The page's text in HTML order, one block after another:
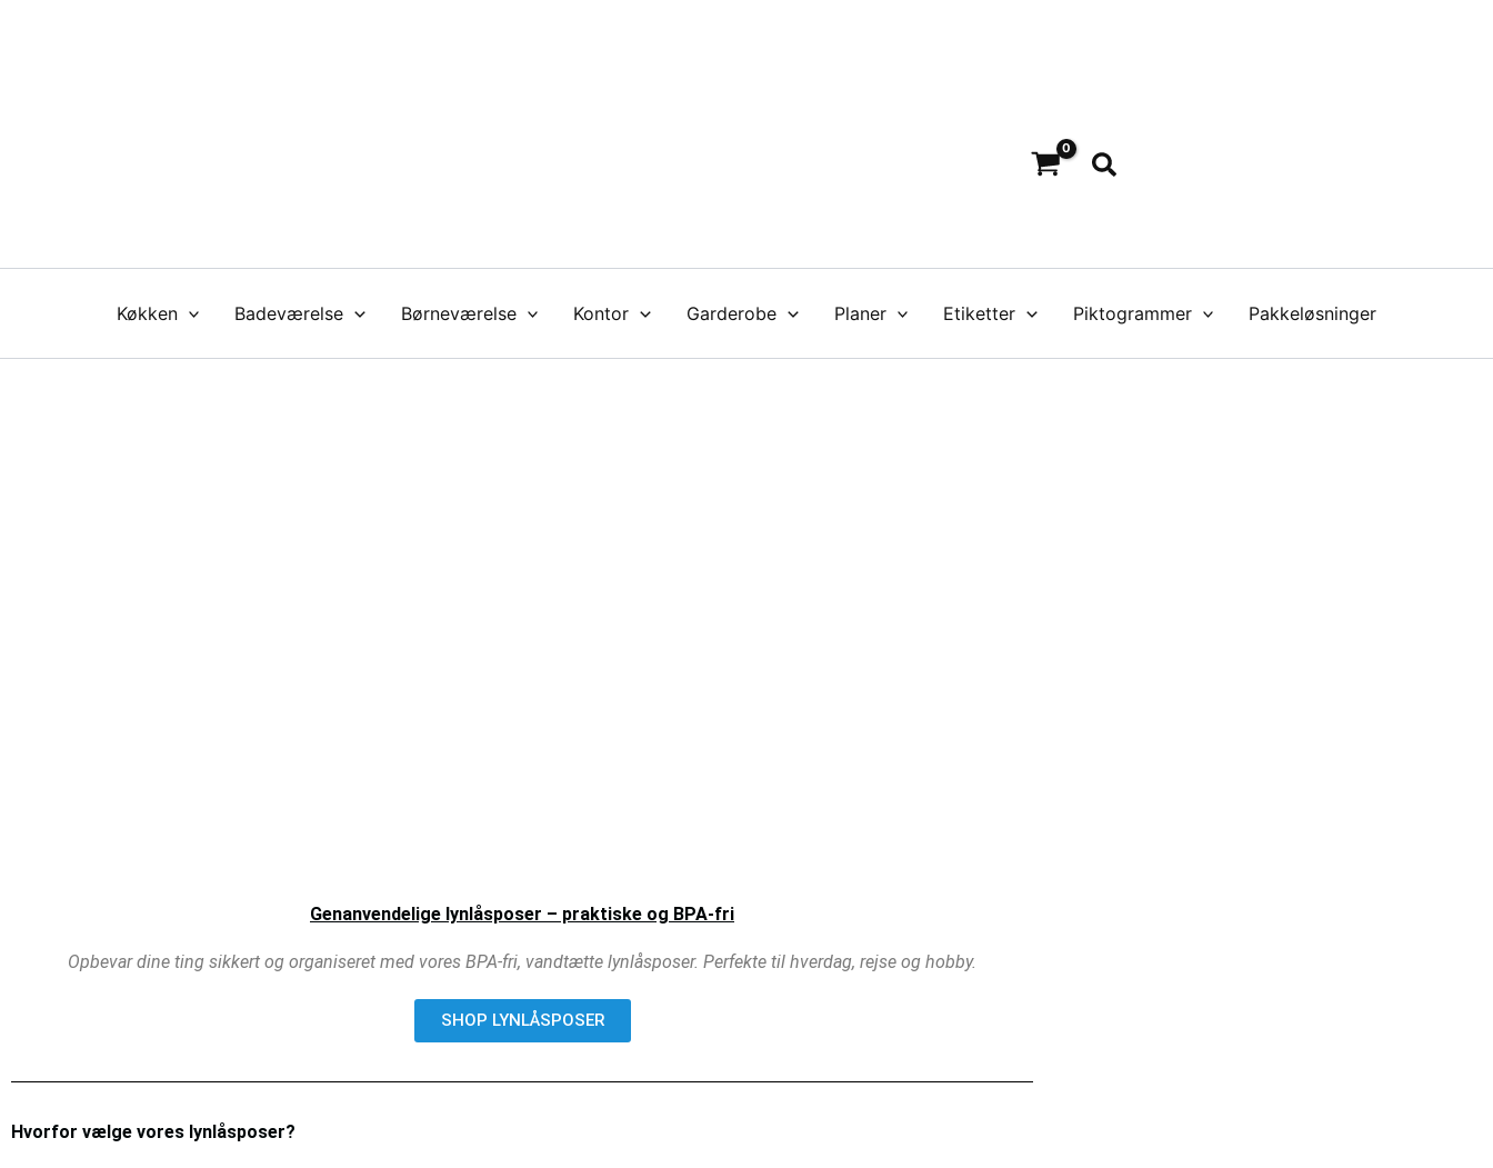
Søg
Køkken Badeværelse Børneværelse Kontor Garderobe Planer Etiketter Piktogrammer Pakkeløsninger
Genanvendelige lynlåsposer – praktiske og BPA-fri
Opbevar dine ting sikkert og organiseret med vores BPA-fri, vandtætte lynlåsposer. Perfekte til hverdag, rejse og hobby.
SHOP LYNLÅSPOSER
Hvorfor vælge vores lynlåsposer?